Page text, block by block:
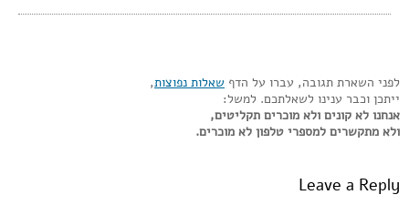
לפני השארת תגובה, עברו על הדף שאלות נפוצות,
ייתכן וכבר ענינו לשאלתכם. למשל:
אנחנו לא קונים ולא מוכרים תקליטים,
ולא מתקשרים למספרי טלפון לא מוכרים.
Leave a Reply